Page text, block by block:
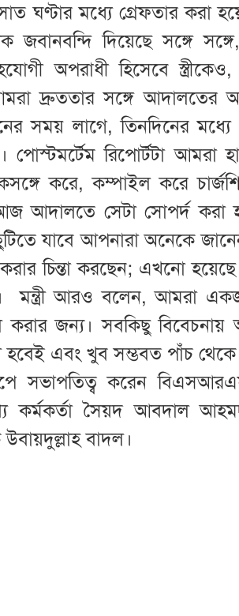
ঘণ্টার মধ্যে গ্রেফতার করা
জবানবন্দি দিয়েছে সঙ্গে
অপরাধী হিসেবে
দ্রুততার সঙ্গে আদালতের
সময় লাগে, তিনদিনের মধ্যে
রিপোর্টটা আমরা
করে, কম্পাইল করে
আদালতে সেটা সোপর্দ করা
যাবে আপনারা অনেকে
চিন্তা করছেন; এখনো
মন্ত্রী আরও বলেন, আমরা
করার জন্য। সবকিছু
এবং খুব সম্ভবত পাঁচ থেকে
সভাপতিত্ব করেন
কর্মকর্তা সৈয়দ আবদাল
বাদল।